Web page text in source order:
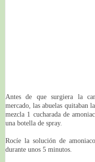
Antes de que surgiera la
mercado, las abuelas quitaban
mezcla 1 cucharada de
una botella de spray.
Rocíe la solución de
durante unos 5 minutos.